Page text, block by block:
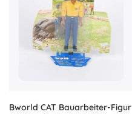
Bworld CAT Bauarbeiter-Figur